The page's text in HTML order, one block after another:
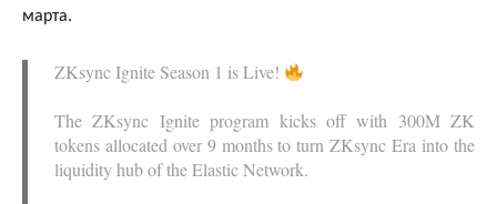
марта.
ZKsync Ignite Season 1 is Live!
The ZKsync Ignite program kicks off with 300M ZK
tokens allocated over 9 months to turn ZKsync Era into the
liquidity hub of the Elastic Network.